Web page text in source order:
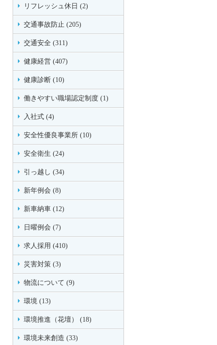
リフレッシュ休日 (2)
交通事故防止 (205)
交通安全 (311)
健康経営 (407)
健康診断 (10)
働きやすい職場認定制度 (1)
入社式 (4)
安全性優良事業所 (10)
安全衛生 (24)
引っ越し (34)
新年例会 (8)
新車納車 (12)
日曜例会 (7)
求人採用 (410)
災害対策 (3)
物流について (9)
環境 (13)
環境推進（花壇） (18)
環境未来創造 (33)